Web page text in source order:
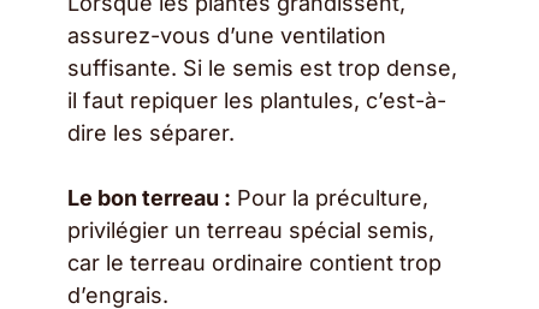
assurez-vous d’une ventilation
suffisante. Si le semis est trop dense,
il faut repiquer les plantules, c’est-à-
dire les séparer.
Le bon terreau : Pour la préculture,
privilégier un terreau spécial semis,
car le terreau ordinaire contient trop
d’engrais.